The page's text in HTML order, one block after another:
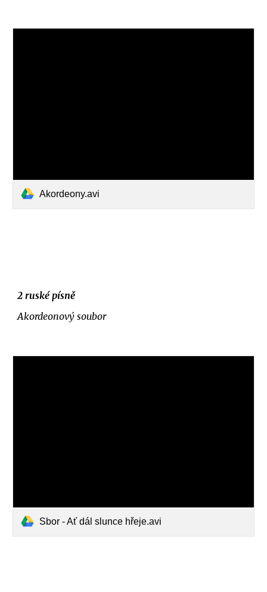
Akordeony.avi
2 ruské písně
Akordeonový soubor
Sbor - Ať dál slunce hřeje.avi